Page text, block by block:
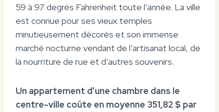
59 à 97 degrés Fahrenheit toute l’année. La ville
est connue pour ses vieux temples
minutieusement décorés et son immense
marché nocturne vendant de l’artisanat local, de
la nourriture de rue et d’autres souvenirs.
Un appartement d’une chambre dans le
centre-ville coûte en moyenne 351,82 $ par